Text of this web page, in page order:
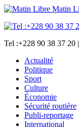
Matin
Tel :+228 90 38 37 20
Actualité
Politique
Sport
Culture
Économie
Sécurité routière
Publi-reportage
International